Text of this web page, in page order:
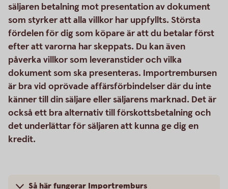
säljaren betalning mot presentation av dokument
som styrker att alla villkor har uppfyllts. Största
fördelen för dig som köpare är att du betalar först
efter att varorna har skeppats. Du kan även
påverka villkor som leveranstider och vilka
dokument som ska presenteras. Importrembursen
är bra vid oprövade affärsförbindelser där du inte
känner till din säljare eller säljarens marknad. Det är
också ett bra alternativ till förskottsbetalning och
det underlättar för säljaren att kunna ge dig en
kredit.
Så här fungerar Importremburs